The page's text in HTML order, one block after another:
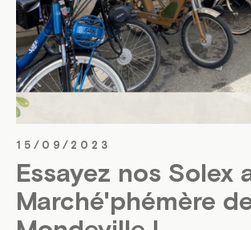
15/09/2023
Essayez nos Solex
Marché'phémère